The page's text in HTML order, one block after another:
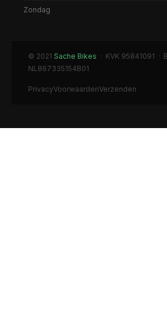
Zondag
© 2021 Sache Bikes · KVK 95841091 ·
NL867335154B01
PrivacyVoorwaardenVerzenden